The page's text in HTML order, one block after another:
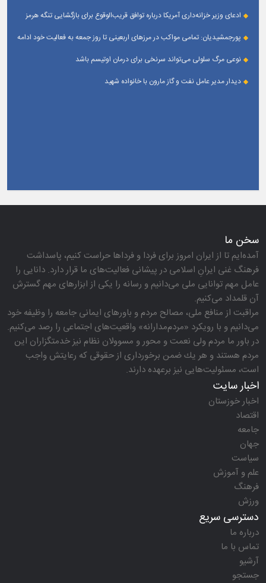
ادعای وزیر خزانه‌داری آمریکا درباره توافق قریب‌الوقوع برای بازگشایی تنگه هرمز
پورجمشیدیان: تمامی مواکب در مرزهای اربعینی تا روز جمعه به فعالیت خود ادامه
نوعی مرگ سلولی می‌تواند سرنخی برای درمان اوتیسم باشد
دیدار مدیر عامل نفت و گاز مارون با خانواده شهید
سخن ما
آمده‌ایم تا از ایران امروز برای فردا و فرداها حراست كنیم، پاسداشت
فرهنگ غنی ایرانِ اسلامی در پیشانی فعالیت‌های ما قرار دارد. دانایی را
عامل مهم توانایی ملی می‌دانیم و رسانه را یكی از ابزارهای مهم گسترش
آن قلمداد می‌كنیم.
مراقبت از منافع ملی، مصالح مردم و باورهای ایمانی جامعه را وظیفه خود
می‌دانیم و با رویكرد «مردم‌مدارانه‌» واقعیت‌های اجتماعی را رصد می‌كنیم.
در باور ما مردم ولی نعمت و محور و مسوولان نظام نیز خدمتگزاران این
مردم هستند و هر یك ضمن برخورداری از حقوقی كه رعایتش واجب
است، مسئولیت‌هایی نیز برعهده دارند.
اخبار سایت
اخبار خوزستان
اقتصاد
جامعه
جهان
سیاست
علم و آموزش
فرهنگ
ورزش
دسترسی سریع
درباره ما
تماس با ما
آرشیو
جستجو